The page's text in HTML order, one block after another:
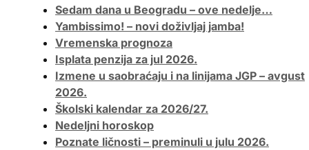
Sedam dana u Beogradu – ove nedelje…
Yambissimo! – novi doživljaj jamba!
Vremenska prognoza
Isplata penzija za jul 2026.
Izmene u saobraćaju i na linijama JGP – avgust
2026.
Školski kalendar za 2026/27.
Nedeljni horoskop
Poznate ličnosti – preminuli u julu 2026.